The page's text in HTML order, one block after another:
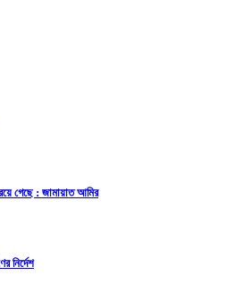
গেছে : জামায়াত আমির
নির্দেশ